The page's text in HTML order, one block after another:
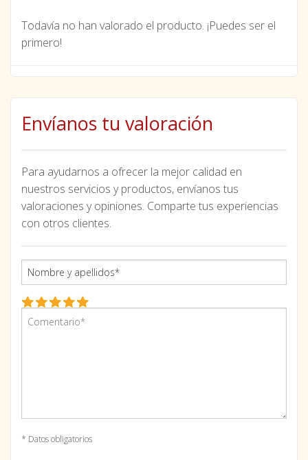
Todavía no han valorado el producto. ¡Puedes ser el
primero!
Envíanos tu valoración
Para ayudarnos a ofrecer la mejor calidad en
nuestros servicios y productos, envíanos tus
valoraciones y opiniones. Comparte tus experiencias
con otros clientes.
* Datos obligatorios